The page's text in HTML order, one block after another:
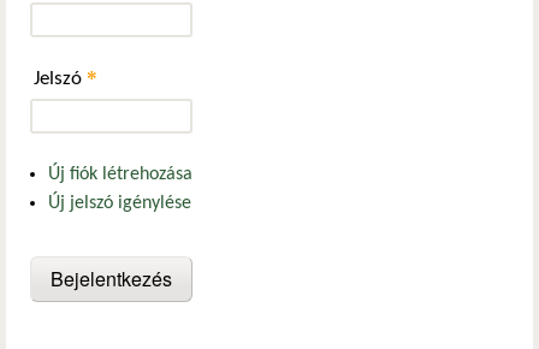
Jelszó *
Új fiók létrehozása
Új jelszó igénylése